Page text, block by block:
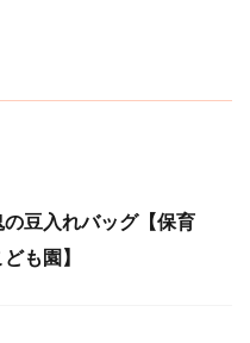
の豆入れバッグ【保育
も園】